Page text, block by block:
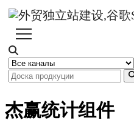
杰赢统计组件